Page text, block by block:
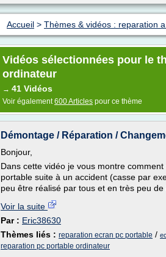
Accueil > Thèmes & vidéos : reparation
Vidéos sélectionnées pour le
ordinateur
→ 41 Vidéos
Voir également600 Articles pour ce thème
Démontage / Réparation /
Bonjour,
Dans cette vidéo je vous montre
portable suite à un accident (casse par
peu être réalisé par tous et en très peu de
Voir la suite
Par : Eric38630
Thèmes liés : reparation ecran pc portable /
reparation pc portable ordinateur